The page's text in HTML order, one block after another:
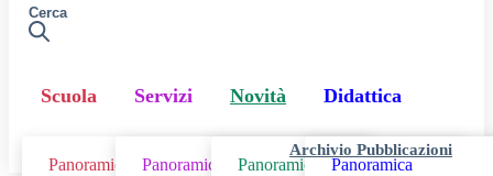
Cerca
Scuola
Panoramica
Servizi
Panoramica
Novità
Panoramica
Didattica
Panoramica
Archivio Pubblicazioni